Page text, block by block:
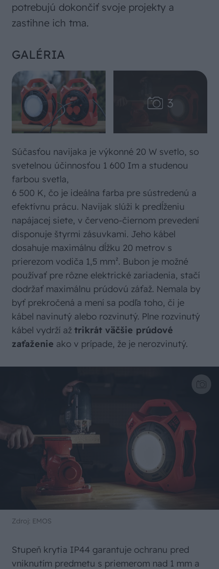
potrebujú dokončiť svoje projekty a
zastihne ich tma.
GALÉRIA
Súčasťou navijaka je výkonné 20 W svetlo, so
svetelnou účinnosťou 1 600 Im a studenou
farbou svetla,
6 500 K, čo je ideálna farba pre sústredenú a
efektívnu prácu. Navijak slúži k predĺženiu
napájacej siete, v červeno-čiernom prevedení
disponuje štyrmi zásuvkami. Jeho kábel
dosahuje maximálnu dĺžku 20 metrov s
prierezom vodiča 1,5 mm². Bubon je možné
používať pre rôzne elektrické zariadenia, stačí
dodržať maximálnu prúdovú záťaž. Nemala by
byť prekročená a mení sa podľa toho, či je
kábel navinutý alebo rozvinutý. Plne rozvinutý
kábel vydrží až trikrát väčšie prúdové
zaťaženie ako v prípade, že je nerozvinutý.
Zdroj: EMOS
Stupeň krytia IP44 garantuje ochranu pred
vniknutím predmetu s priemerom nad 1 mm a